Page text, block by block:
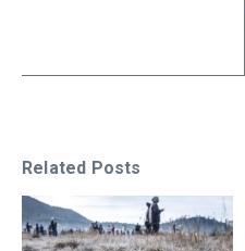
Related Posts